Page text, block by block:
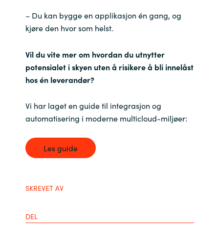
– Du kan bygge en applikasjon én gang, og
kjøre den hvor som helst.
Vil du vite mer om hvordan du utnytter
potensialet i skyen uten å risikere å bli innelåst
hos én leverandør?
Vi har laget en guide til integrasjon og
automatisering i moderne multicloud-miljøer:
Les guide
SKREVET AV
DEL